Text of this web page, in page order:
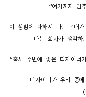
“여기까지 멈
이 상황에 대해서 나는 ‘내
나는 회사가 생각하
“혹시 주변에 좋은 디자이너
디자이너가 우리 중